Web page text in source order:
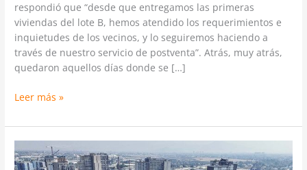
respondió que “desde que entregamos las primeras
viviendas del lote B, hemos atendido los requerimientos e
inquietudes de los vecinos, y lo seguiremos haciendo a
través de nuestro servicio de postventa”. Atrás, muy atrás,
quedaron aquellos días donde se […]
Leer más »
“País
de